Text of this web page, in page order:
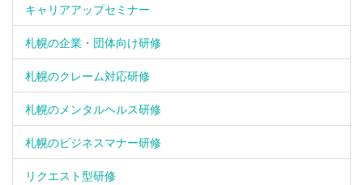
キャリアアップセミナー
札幌の企業・団体向け研修
札幌のクレーム対応研修
札幌のメンタルヘルス研修
札幌のビジネスマナー研修
リクエスト型研修